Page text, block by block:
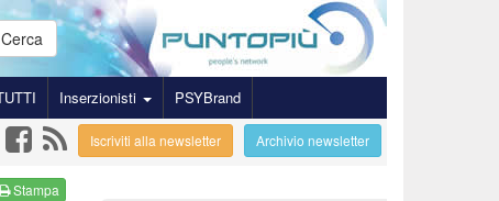
Cerca
Inserzionisti PSYBrand
Archivio newsletter
Iscriviti alla newsletter
Stampa